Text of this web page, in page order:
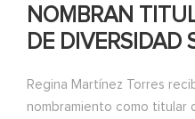
NOMBRAN
DE DIVERSIDAD
Regina Martínez Torres
nombramiento como titular